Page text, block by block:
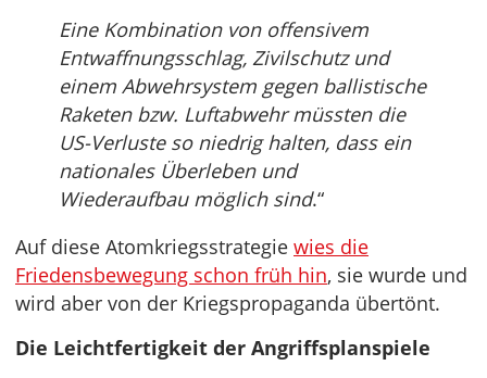
Eine Kombination von offensivem
Entwaffnungsschlag, Zivilschutz und
einem Abwehrsystem gegen ballistische
Raketen bzw. Luftabwehr müssten die
US-Verluste so niedrig halten, dass ein
nationales Überleben und
Wiederaufbau möglich sind.“
Auf diese Atomkriegsstrategie wies die
Friedensbewegung schon früh hin, sie wurde und
wird aber von der Kriegspropaganda übertönt.
Die Leichtfertigkeit der Angriffsplanspiele